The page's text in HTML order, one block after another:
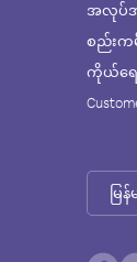
အလုပ်အ
စည်းကမ်
ကိုယ်ရေ
မြန်